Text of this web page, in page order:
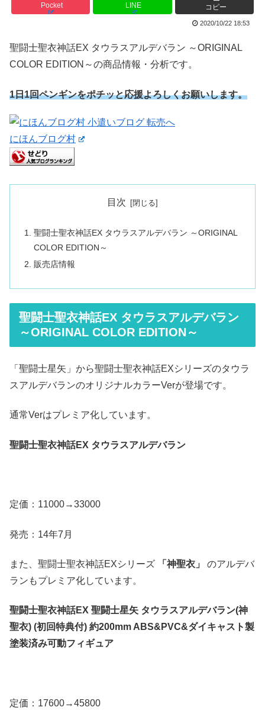
Pocket LINE コピー
2020/10/22 18:53
聖闘士聖衣神話EX タウラスアルデバラン ～ORIGINAL
COLOR EDITION～の商品情報・分析です。
1日1回ペンギンをポチッと応援よろしくお願いします。
にほんブログ村
目次
聖闘士聖衣神話EX タウラスアルデバラン ～ORIGINAL
COLOR EDITION～
販売店情報
聖闘士聖衣神話EX タウラスアルデバラン
～ORIGINAL COLOR EDITION～
「聖闘士星矢」から聖闘士聖衣神話EXシリーズのタウラ
スアルデバランのオリジナルカラーVerが登場です。
通常Verはプレミア化しています。
聖闘士聖衣神話EX タウラスアルデバラン
定価：11000→33000
発売：14年7月
また、聖闘士聖衣神話EXシリーズ 「神聖衣」
のアルデバ
ランもプレミア化しています。
聖闘士聖衣神話EX 聖闘士星矢 タウラスアルデバラン(神
聖衣) (初回特典付) 約200mm ABS&PVC&ダイキャスト製
塗装済み可動フィギュア
定価：17600→45800